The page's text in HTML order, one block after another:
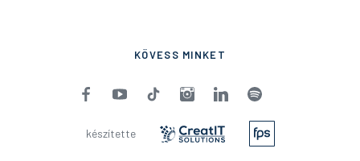
KÖVESS MINKET
készítette